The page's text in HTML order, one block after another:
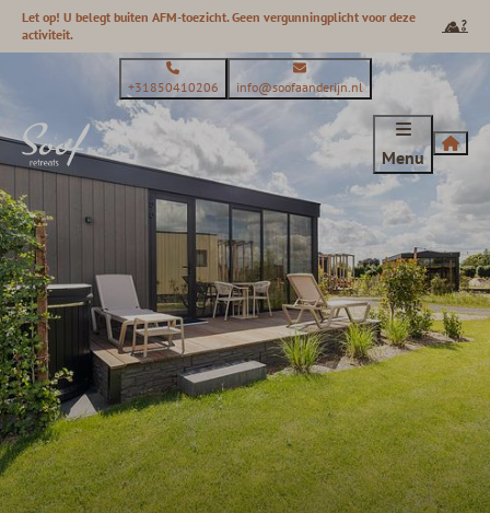
Let op! U belegt buiten AFM-toezicht. Geen vergunningplicht voor deze
activiteit.
+31850410206 info@soofaanderijn.nl
Menu